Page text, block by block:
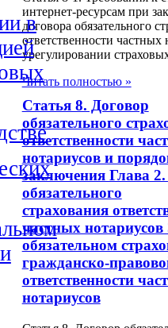
в
интернет-ресурсам при
договора обязательного
ответственности частных
урегулировании
Читать полностью »
Статья 8. Договор
обязательного
ответственности
нотариусов и
заключения Глава
обязательного
страхования
частных
обязательном
гражданско-
ответственности
нотариусов